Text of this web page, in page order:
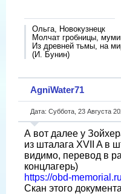
Ольга, Новокузнецк
Молчат гробницы,
Из древней тьмы, на
(И. Бунин)
AgniWater71
Дата: Суббота, 23 Августа
А вот далее у
из шталага XVII A в
видимо, перевод в
концлагерь)
https://obd-
Скан этого